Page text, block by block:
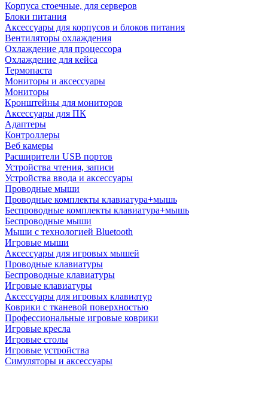
Корпуса стоечные, для серверов
Блоки питания
Аксессуары для корпусов и блоков питания
Вентиляторы охлаждения
Охлаждение для процессора
Охлаждение для кейса
Термопаста
Мониторы и аксессуары
Мониторы
Кронштейны для мониторов
Аксессуары для ПК
Адаптеры
Контроллеры
Веб камеры
Расширители USB портов
Устройства чтения, записи
Устройства ввода и аксессуары
Проводные мыши
Проводные комплекты клавиатура+мышь
Беспроводные комплекты клавиатура+мышь
Беспроводные мыши
Мыши с технологией Bluetooth
Игровые мыши
Аксессуары для игровых мышей
Проводные клавиатуры
Беспроводные клавиатуры
Игровые клавиатуры
Аксессуары для игровых клавиатур
Коврики с тканевой поверхностью
Профессиональные игровые коврики
Игровые кресла
Игровые столы
Игровые устройства
Симуляторы и аксессуары